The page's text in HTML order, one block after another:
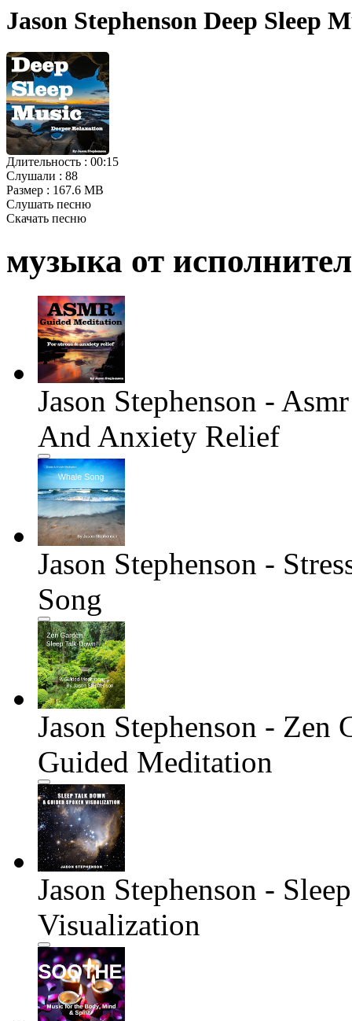
Jason Stephenson Deep Sleep
Длительность : 00:15
Слушали : 88
Размер : 167.6 MB
Слушать песню
Скачать песню
музыка от
Jason Stephenson -
And Anxiety Relief
Jason Stephenson -
Song
Jason Stephenson - Zen
Guided Meditation
Jason Stephenson -
Visualization